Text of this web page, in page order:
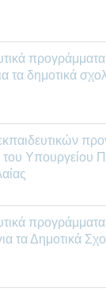
προγράμματα
τα δημοτικά
Υπουργείου
τα Δημοτικά